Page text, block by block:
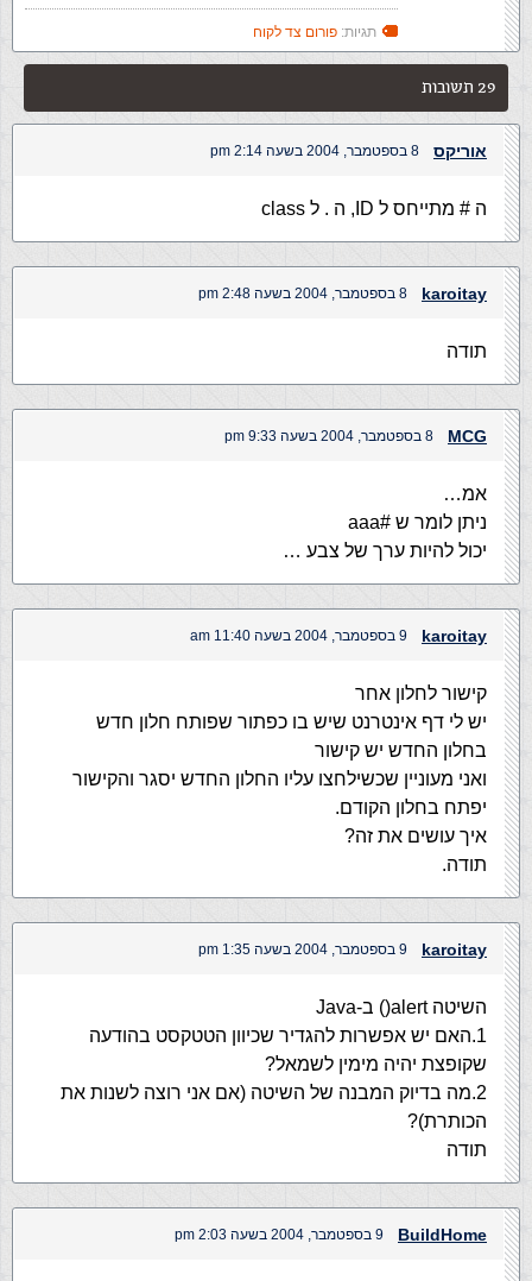
תגיות: פורום צד לקוח
29 תשובות
אוריקס 8 בספטמבר, 2004 בשעה 2:14 pm
ה # מתייחס ל ID, ה . ל class
karoitay 8 בספטמבר, 2004 בשעה 2:48 pm
תודה
MCG 8 בספטמבר, 2004 בשעה 9:33 pm
אמ…
ניתן לומר ש #aaa
יכול להיות ערך של צבע …
karoitay 9 בספטמבר, 2004 בשעה 11:40 am
קישור לחלון אחר
יש לי דף אינטרנט שיש בו כפתור שפותח חלון חדש
בחלון החדש יש קישור
ואני מעוניין שכשילחצו עליו החלון החדש יסגר והקישור
יפתח בחלון הקודם.
איך עושים את זה?
תודה.
karoitay 9 בספטמבר, 2004 בשעה 1:35 pm
השיטה alert() ב-Java
1.האם יש אפשרות להגדיר שכיוון הטטקסט בהודעה
שקופצת יהיה מימין לשמאל?
2.מה בדיוק המבנה של השיטה (אם אני רוצה לשנות את
הכותרת)?
תודה
BuildHome 9 בספטמבר, 2004 בשעה 2:03 pm